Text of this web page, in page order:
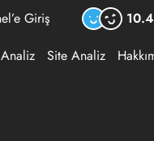
Giriş
Site Analiz